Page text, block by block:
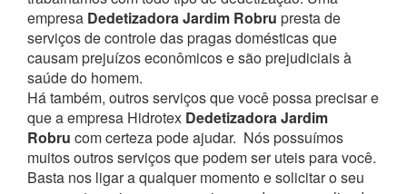
empresa Dedetizadora Jardim Robru presta de
serviços de controle das pragas domésticas que
causam prejuízos econômicos e são prejudiciais à
saúde do homem.
Há também, outros serviços que você possa precisar e
que a empresa Hidrotex Dedetizadora Jardim
Robru com certeza pode ajudar. Nós possuímos
muitos outros serviços que podem ser uteis para você.
Basta nos ligar a qualquer momento e solicitar o seu